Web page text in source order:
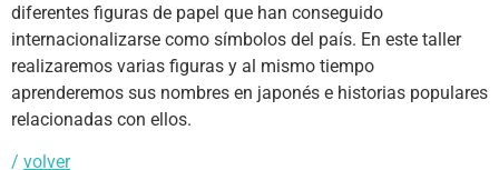
diferentes figuras de papel que han conseguido
internacionalizarse como símbolos del país. En este taller
realizaremos varias figuras y al mismo tiempo
aprenderemos sus nombres en japonés e historias populares
relacionadas con ellos.
/ volver